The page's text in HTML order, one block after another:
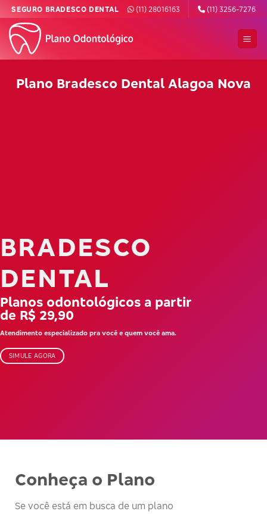
Skip
content
SEGURO BRADESCO DENTAL (11) 28016163 (11) 3256-7276
Plano Bradesco Dental Alagoa Nova
BRADESCO
DENTAL
Planos odontológicos a partir
de R$ 29,90
Atendimento especializado pra você e quem você ama.
SIMULE AGORA
Conheça o Plano
Se você está em busca de um plano